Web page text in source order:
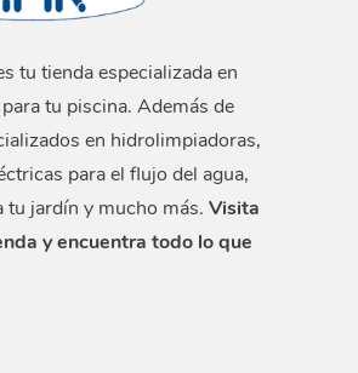
tu tienda especializada en
tu piscina. Además de
en hidrolimpiadoras,
para el flujo del agua,
tu jardín y mucho más. Visita
y encuentra todo lo que